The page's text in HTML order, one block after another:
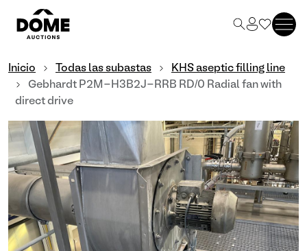
Inicio Todas las subastas
KHS aseptic filling line
Gebhardt P2M-H3B2J-RRB RD/0 Radial fan with
direct drive